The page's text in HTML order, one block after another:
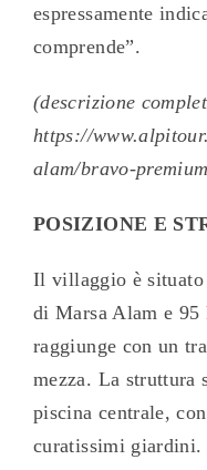
espressamente
comprende”.
(descrizione
https://
alam/bravo-
POSIZIONE E
Il villaggio è situato
di Marsa Alam e 95
raggiunge con un
mezza. La struttura
piscina centrale,
curatissimi giardini.